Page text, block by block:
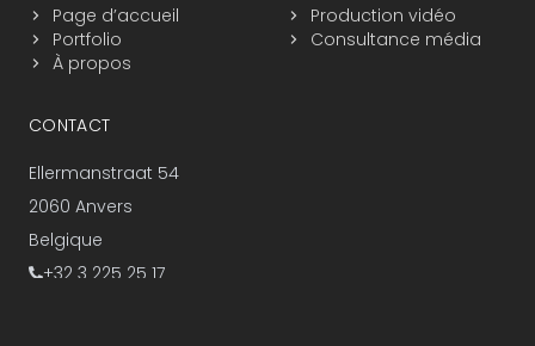
Page d’accueil
Portfolio
À propos
Production vidéo
Consultance média
CONTACT
Ellermanstraat 54
2060 Anvers
Belgique
+32 3 225 25 17